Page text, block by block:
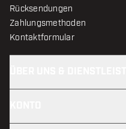
Rücksendungen
Zahlungsmethoden
Kontaktformular